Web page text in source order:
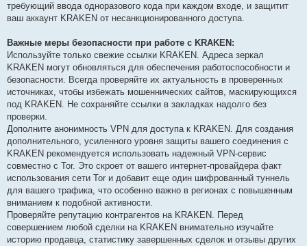
требующий ввода одноразового кода при каждом входе, и защитит
ваш аккаунт KRAKEN от несанкционированного доступа.
Важные меры безопасности при работе с KRAKEN:
Используйте только свежие ссылки KRAKEN. Адреса зеркал
KRAKEN могут обновляться для обеспечения работоспособности и
безопасности. Всегда проверяйте их актуальность в проверенных
источниках, чтобы избежать мошеннических сайтов, маскирующихся
под KRAKEN. Не сохраняйте ссылки в закладках надолго без
проверки.
Дополните анонимность VPN для доступа к KRAKEN. Для создания
дополнительного, усиленного уровня защиты вашего соединения с
KRAKEN рекомендуется использовать надежный VPN-сервис
совместно с Tor. Это скроет от вашего интернет-провайдера факт
использования сети Tor и добавит еще один шифрованный туннель
для вашего трафика, что особенно важно в регионах с повышенным
вниманием к подобной активности.
Проверяйте репутацию контрагентов на KRAKEN. Перед
совершением любой сделки на KRAKEN внимательно изучайте
историю продавца, статистику завершенных сделок и отзывы других